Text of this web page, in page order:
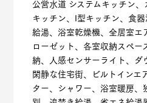
公営水道 システムキッチン
キッチン、I型キッチン、食器
給湯、浴室乾燥機、全居室エ
ローゼット、各室収納スペ
納、人感センサーライト、ダ
閑静な住宅街、ビルトインエ
ター、シャワー、浴室暖房